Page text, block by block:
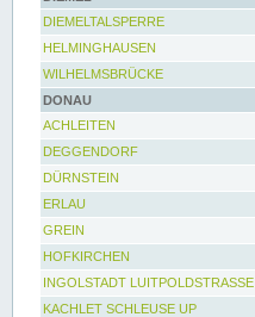
DIEMELTALSPERRE
HELMINGHAUSEN
WILHELMSBRÜCKE
DONAU
ACHLEITEN
DEGGENDORF
DÜRNSTEIN
ERLAU
GREIN
HOFKIRCHEN
INGOLSTADT LUITPOLDSTRASSE
KACHLET SCHLEUSE UP